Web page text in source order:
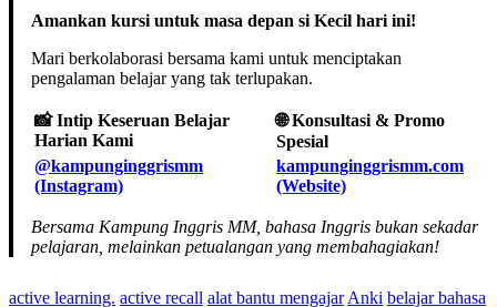
Amankan kursi untuk masa depan si Kecil hari ini!
Mari berkolaborasi bersama kami untuk menciptakan
pengalaman belajar yang tak terlupakan.
📸 Intip Keseruan Belajar
Harian Kami
🌐 Konsultasi & Promo
Spesial
@kampunginggrismm
(Instagram)
kampunginggrismm.com
(Website)
Bersama Kampung Inggris MM, bahasa Inggris bukan sekadar
pelajaran, melainkan petualangan yang membahagiakan!
active learning. active recall alat bantu mengajar Anki belajar bahasa